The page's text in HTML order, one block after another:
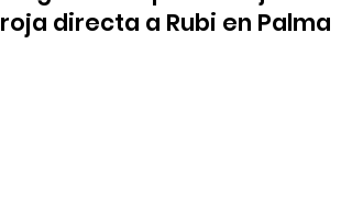
roja directa a Rubi en Palma